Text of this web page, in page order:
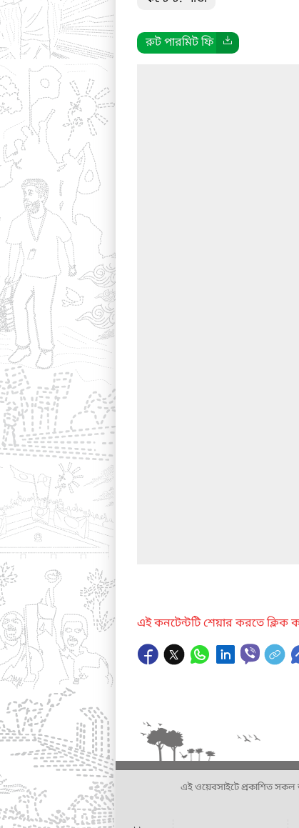
রুট পারমিট ফি
এই কনটেন্টটি শেয়ার করতে ক্লিক
এই ওয়েবসাইটে প্রকাশিত সকল